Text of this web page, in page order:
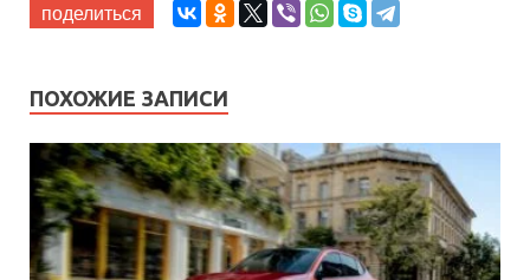
поделиться
ПОХОЖИЕ ЗАПИСИ